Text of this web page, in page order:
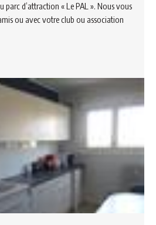
parc d’attraction « Le PAL ». Nous vous
ou avec votre club ou association